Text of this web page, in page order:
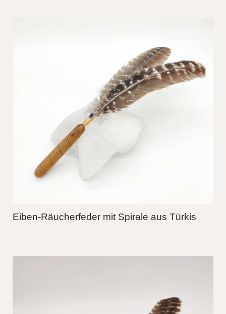
Eiben-Räucherfeder mit Spirale aus Türkis